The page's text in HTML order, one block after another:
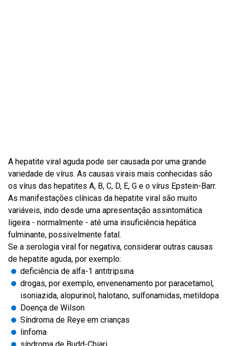
A hepatite viral aguda pode ser causada por uma grande
variedade de vírus. As causas virais mais conhecidas são
os vírus das hepatites A, B, C, D, E, G e o vírus Epstein-Barr.
As manifestações clínicas da hepatite viral são muito
variáveis, indo desde uma apresentação assintomática
ligeira - normalmente - até uma insuficiência hepática
fulminante, possivelmente fatal.
Se a serologia viral for negativa, considerar outras causas
de hepatite aguda, por exemplo:
deficiência de alfa-1 antitripsina
drogas, por exemplo, envenenamento por paracetamol,
isoniazida, alopurinol, halotano, sulfonamidas, metildopa
Doença de Wilson
Síndroma de Reye em crianças
linfoma